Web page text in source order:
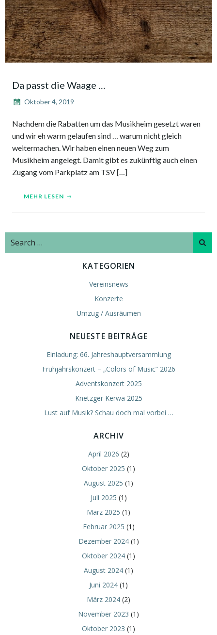
Da passt die Waage …
Oktober 4, 2019
Nachdem die Rabatten um das Musikheim gesetzt waren
und wir eh warm gelaufen sind … warum nicht gleich
weitermachen. Wir haben einen neuen Weg zum
Musikheim angelegt. Damit gibt es zukünftig auch einen
Zugang vom Parkplatz am TSV […]
MEHR LESEN
Search
KATEGORIEN
Vereinsnews
Konzerte
Umzug / Ausräumen
NEUESTE BEITRÄGE
Einladung: 66. Jahreshauptversammlung
Frühjahrskonzert – „Colors of Music“ 2026
Adventskonzert 2025
Knetzger Kerwa 2025
Lust auf Musik? Schau doch mal vorbei …
ARCHIV
April 2026 (2)
Oktober 2025 (1)
August 2025 (1)
Juli 2025 (1)
März 2025 (1)
Februar 2025 (1)
Dezember 2024(1)
Oktober 2024 (1)
August 2024 (1)
Juni 2024 (1)
März 2024 (2)
November 2023 (1)
Oktober 2023 (1)